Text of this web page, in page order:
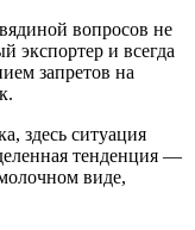
вопросов не
экспортер и всегда
запретов на
здесь ситуация
тенденция —
виде,